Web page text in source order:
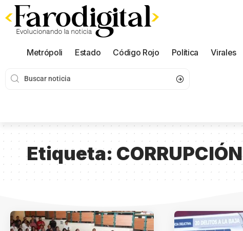
Metrópoli Estado Código Rojo Política Virales
Etiqueta: CORRUPCIÓN